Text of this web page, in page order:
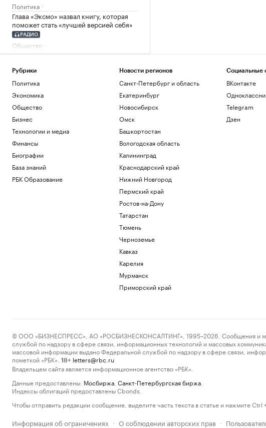
Политика
Глава «Эксмо» назвал книгу, которая
поможет стать «лучшей версией себя»
РАДИО
Общество
Мадьяр ответил на вопрос, останется
«Пакш-2»
Политика
Росфинмониторинг рассказал, как
помог выявить криптомошенников в
Москве
Политика
Рубрики
Политика
Экономика
Общество
Бизнес
Технологии и медиа
Финансы
Биографии
База знаний
РБК Образование
Новости регионов
Санкт-Петербург и область
Екатеринбург
Новосибирск
Омск
Башкортостан
Вологодская область
Калининград
Краснодарский край
Нижний Новгород
Пермский край
Ростов-на-Дону
Татарстан
Тюмень
Черноземье
Кавказ
Карелия
Мурманск
Приморский край
Социальные
ВКонтакте
Telegram
Дзен
© ООО «БИЗНЕСПРЕСС», АО «РОСБИЗНЕСКОНСАЛТИНГ», 1995–2026. Сообщения и
службой по надзору в сфере связи, информационных технологий и массовых
массовой информации выдано Федеральной службой по надзору в сфере связи,
пометкой «РБК».
18+ letters@rbc.ru
Владельцем сайта является информационное агентство «РБК».
Данные предоставлены: Мосбиржа Санкт-Петербургская биржа
Индексы облигаций предоставлены Cbonds.
Чтобы отправить редакции сообщение, выделите часть текста в статье и нажмите Ctrl
Информация об ограничениях · О соблюдении авторских прав ·